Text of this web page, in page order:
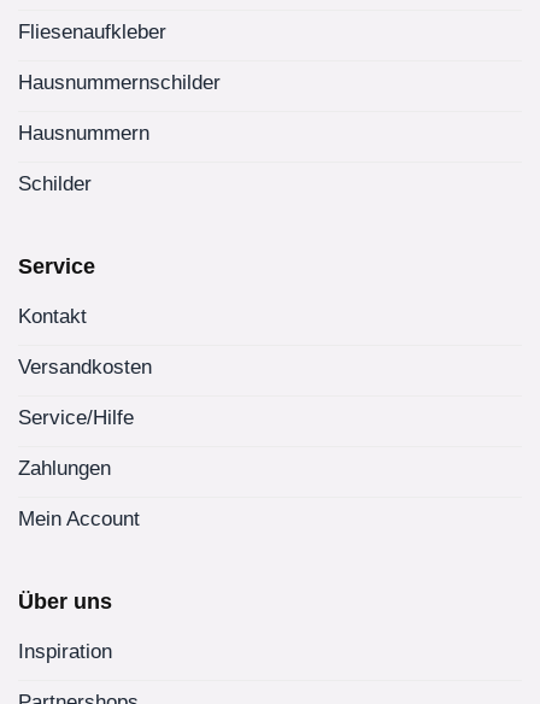
Fliesenaufkleber
Hausnummernschilder
Hausnummern
Schilder
Service
Kontakt
Versandkosten
Service/Hilfe
Zahlungen
Mein Account
Über uns
Inspiration